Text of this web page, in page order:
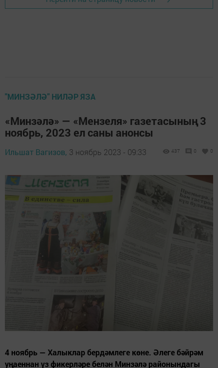
"МИНЗӘЛӘ" НИЛӘР ЯЗА
«Минзәлә» — «Мензеля» газетасының 3
ноябрь, 2023 ел саны анонсы
Ильшат Вагизов, 3 ноябрь 2023 - 09:33 437 0 0
4 ноябрь — Халыклар бердәмлеге көне. Әлеге бәйрәм
уңаеннан үз фикерләре белән Минзәлә районындагы